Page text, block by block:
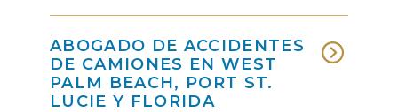
ABOGADO DE ACCIDENTES
DE CAMIONES EN WEST
PALM BEACH, PORT ST.
LUCIE Y FLORIDA